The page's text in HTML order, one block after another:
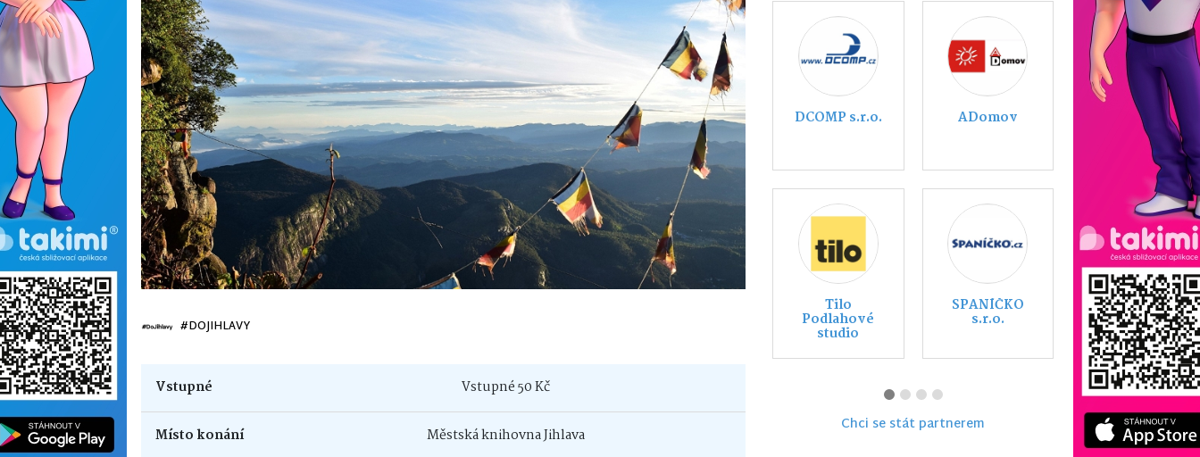
#DOJIHLAVY
Vstupné Vstupné 50 Kč
Místo konání Městská knihovna Jihlava
Piškůtek z.s. KIA Třebíč
MARIAN VLK Nábytek
Polodna
Chci se stát partnerem